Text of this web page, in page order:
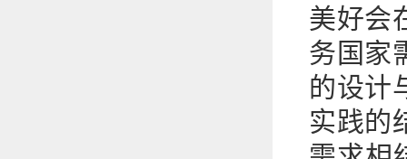
美好会
务国家
的设计
实践的